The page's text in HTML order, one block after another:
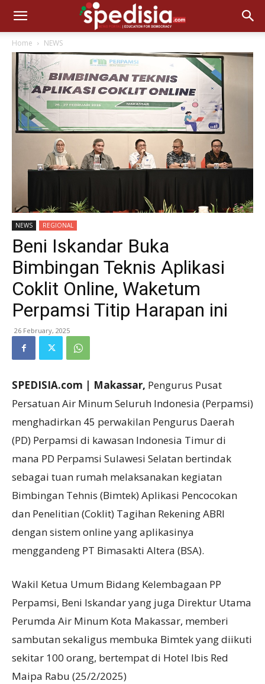
Home NEWS
NEWS REGIONAL
Beni Iskandar Buka
Bimbingan Teknis Aplikasi
Coklit Online, Waketum
Perpamsi Titip Harapan ini
26 February, 2025
SPEDISIA.com | Makassar, Pengurus Pusat
Persatuan Air Minum Seluruh Indonesia (Perpamsi)
menghadirkan 45 perwakilan Pengurus Daerah
(PD) Perpamsi di kawasan Indonesia Timur di
mana PD Perpamsi Sulawesi Selatan bertindak
sebagai tuan rumah melaksanakan kegiatan
Bimbingan Tehnis (Bimtek) Aplikasi Pencocokan
dan Penelitian (Coklit) Tagihan Rekening ABRI
dengan sistem online yang aplikasinya
menggandeng PT Bimasakti Altera (BSA).
Wakil Ketua Umum Bidang Kelembagaan PP
Perpamsi, Beni Iskandar yang juga Direktur Utama
Perumda Air Minum Kota Makassar, memberi
sambutan sekaligus membuka Bimtek yang diikuti
sekitar 100 orang, bertempat di Hotel Ibis Red
Maipa Rabu (25/2/2025)